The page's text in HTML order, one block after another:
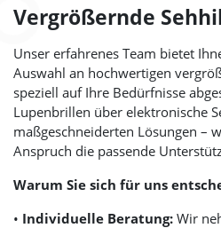
Vergrößernde
Unser erfahrenes Team bietet
Auswahl an hochwertigen
speziell auf Ihre Bedürfnisse
Lupenbrillen über elektronische
maßgeschneiderten Lösungen –
Anspruch die passende
Warum Sie sich für uns
• Individuelle Beratung: Wir